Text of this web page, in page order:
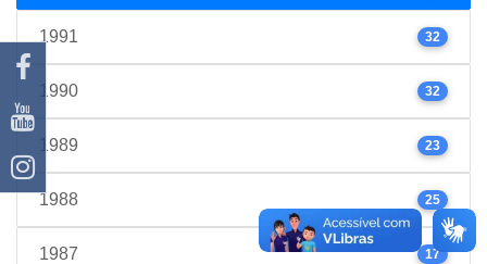
1991 32
1990 32
1989 23
1988 25
1987 17